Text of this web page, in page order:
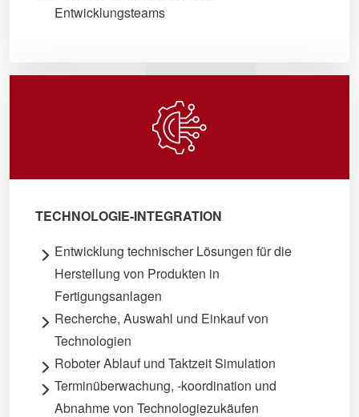
Entwicklungsteams
TECHNOLOGIE-INTEGRATION
Entwicklung technischer Lösungen für die
Herstellung von Produkten in
Fertigungsanlagen
Recherche, Auswahl und Einkauf von
Technologien
Roboter Ablauf und Taktzeit Simulation
Terminüberwachung, -koordination und
Abnahme von Technologiezukäufen